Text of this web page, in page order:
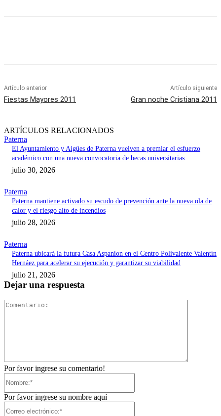
Artículo anterior
Fiestas Mayores 2011
Artículo siguiente
Gran noche Cristiana 2011
ARTÍCULOS RELACIONADOS
Paterna
El Ayuntamiento y Aigües de Paterna vuelven a premiar el esfuerzo
académico con una nueva convocatoria de becas universitarias
julio 30, 2026
Paterna
Paterna mantiene activado su escudo de prevención ante la nueva ola de
calor y el riesgo alto de incendios
julio 28, 2026
Paterna
Paterna ubicará la futura Casa Aspanion en el Centro Polivalente Valentín
Hernáez para acelerar su ejecución y garantizar su viabilidad
julio 21, 2026
Dejar una respuesta
Por favor ingrese su comentario!
Por favor ingrese su nombre aquí